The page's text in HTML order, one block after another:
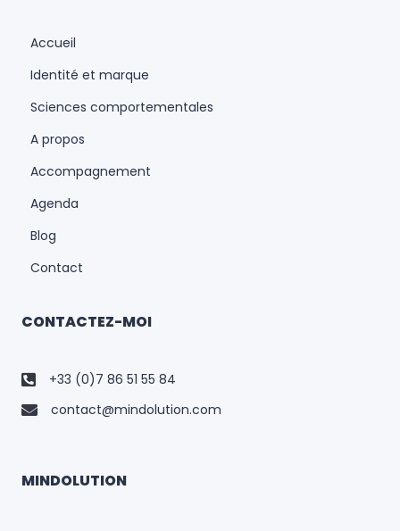
Accueil
Identité et marque
Sciences comportementales
A propos
Accompagnement
Agenda
Blog
Contact
CONTACTEZ-MOI
+33 (0)7 86 51 55 84
contact@mindolution.com
MINDOLUTION